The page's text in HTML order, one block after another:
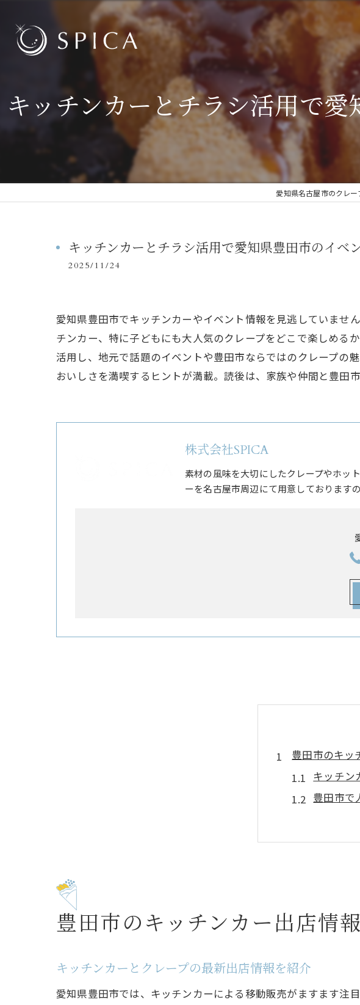
キッチンカーとチラシ活用で
愛知県名古屋市のクレ
キッチンカーとチラシ活用で愛知県豊田市のイベ
2025/11/24
愛知県豊田市でキッチンカーやイベント情報を見逃していませ
チンカー、特に子どもにも大人気のクレープをどこで楽しめる
活用し、地元で話題のイベントや豊田市ならではのクレープの
おいしさを満喫するヒントが満載。読後は、家族や仲間と豊田
株式会社SPICA
素材の風味を大切にしたクレープやホッ
ーを名古屋市周辺にて用意しております
豊田市のキッ
キッチン
豊田市で
出店場
東海エリ
移動販売
東海エリ
豊田市のキッチンカー出店情
キッチンカーとクレープの最新出店情報を紹介
愛知県豊田市では、キッチンカーによる移動販売がますます注